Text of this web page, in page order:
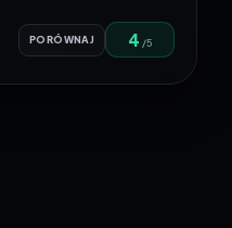
PORÓWNAJ 4 /5